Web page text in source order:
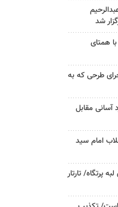
شد
همتای
طرحی که به
آسانی مقابل
امام سید
پرتگاه/ تارتار